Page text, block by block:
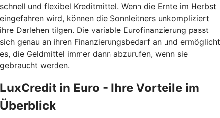
schnell und flexibel Kreditmittel. Wenn die Ernte im Herbst
eingefahren wird, können die Sonnleitners unkompliziert
ihre Darlehen tilgen. Die variable Eurofinanzierung passt
sich genau an ihren Finanzierungsbedarf an und ermöglicht
es, die Geldmittel immer dann abzurufen, wenn sie
gebraucht werden.
LuxCredit in Euro - Ihre Vorteile im
Überblick